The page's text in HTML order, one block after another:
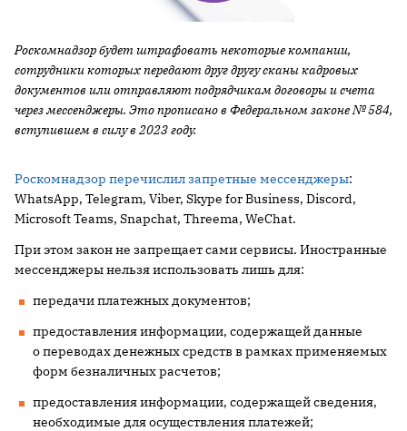
Роскомнадзор будет штрафовать некоторые компании,
сотрудники которых передают друг другу сканы кадровых
документов или отправляют подрядчикам договоры и счета
через мессенджеры. Это прописано в Федеральном законе № 584,
вступившем в силу в 2023 году.
Роскомнадзор перечислил запретные мессенджеры:
WhatsApp, Telegram, Viber, Skype for Business, Discord,
Microsoft Teams, Snapchat, Threema, WeChat.
При этом закон не запрещает сами сервисы. Иностранные
мессенджеры нельзя использовать лишь для:
передачи платежных документов;
предоставления информации, содержащей данные
о переводах денежных средств в рамках применяемых
форм безналичных расчетов;
предоставления информации, содержащей сведения,
необходимые для осуществления платежей;